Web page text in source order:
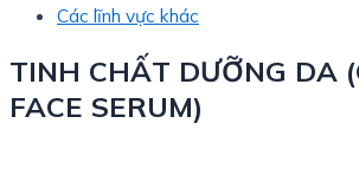
Các lĩnh vực khác
TINH CHẤT DƯỠNG DA
FACE SERUM)